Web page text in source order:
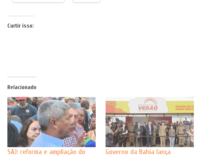
Curtir isso:
Relacionado
SAJ: reforma e ampliação do
Governo da Bahia lança